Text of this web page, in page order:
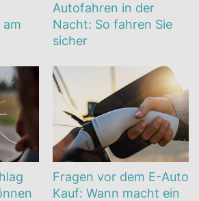
Autofahren in der
Nacht: So fahren Sie
sicher
Fragen vor dem E-Auto
Kauf: Wann macht ein